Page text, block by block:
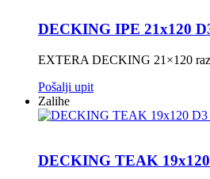
DECKING IPE 21x120
EXTERA DECKING 21×120
Pošalji upit
Zalihe
DECKING TEAK